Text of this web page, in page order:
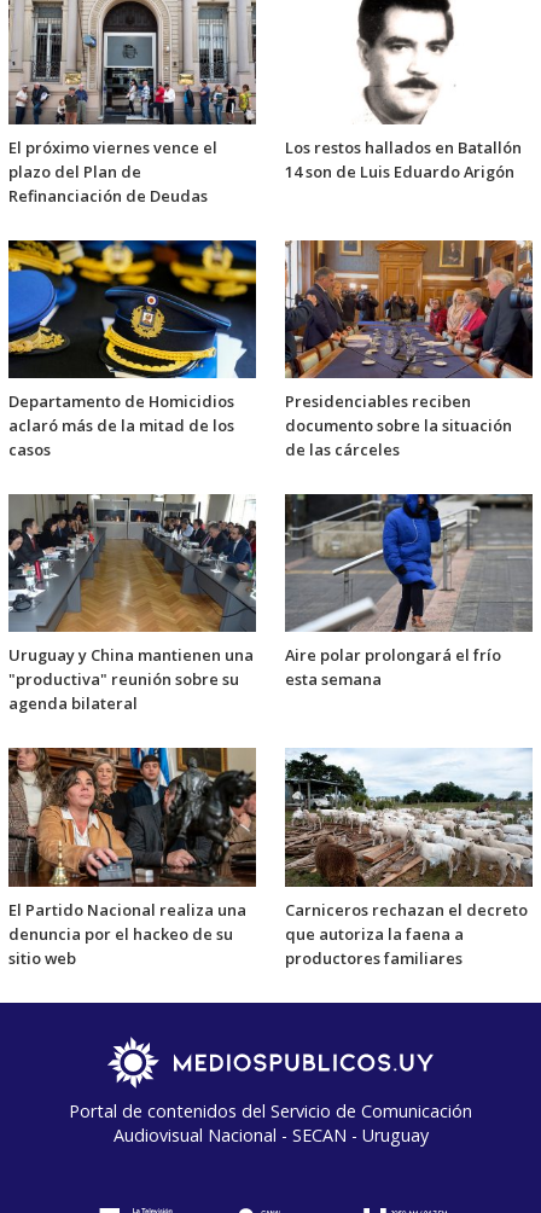
El próximo viernes vence el
plazo del Plan de
Refinanciación de Deudas
Los restos hallados en Batallón
14 son de Luis Eduardo Arigón
Departamento de Homicidios
aclaró más de la mitad de los
casos
Presidenciables reciben
documento sobre la situación
de las cárceles
Uruguay y China mantienen una
"productiva" reunión sobre su
agenda bilateral
Aire polar prolongará el frío
esta semana
El Partido Nacional realiza una
denuncia por el hackeo de su
sitio web
Carniceros rechazan el decreto
que autoriza la faena a
productores familiares
Portal de contenidos del Servicio de Comunicación
Audiovisual Nacional - SECAN - Uruguay